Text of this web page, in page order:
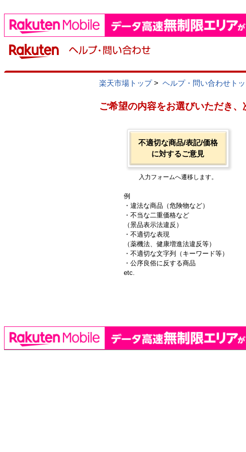
楽天市場トップ> ヘルプ・問い合わせト
ご希望の内容をお選びいただき、
不適切な商品/表記/価格
に対するご意見
入力フォームへ遷移します。
例
・違法な商品（危険物など）
・不当な二重価格など
（景品表示法違反）
・不適切な表現
（薬機法、健康増進法違反等）
・不適切な文字列（キーワード等）
・公序良俗に反する商品
etc.